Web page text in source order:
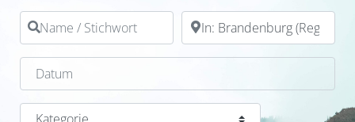
Name / Stichwort PLZ / Ort
Datum
Kategorie